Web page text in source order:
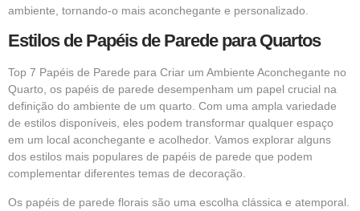
ambiente, tornando-o mais aconchegante e personalizado.
Estilos de Papéis de Parede para Quartos
Top 7 Papéis de Parede para Criar um Ambiente Aconchegante no
Quarto, os papéis de parede desempenham um papel crucial na
definição do ambiente de um quarto. Com uma ampla variedade
de estilos disponíveis, eles podem transformar qualquer espaço
em um local aconchegante e acolhedor. Vamos explorar alguns
dos estilos mais populares de papéis de parede que podem
complementar diferentes temas de decoração.
Os papéis de parede florais são uma escolha clássica e atemporal.